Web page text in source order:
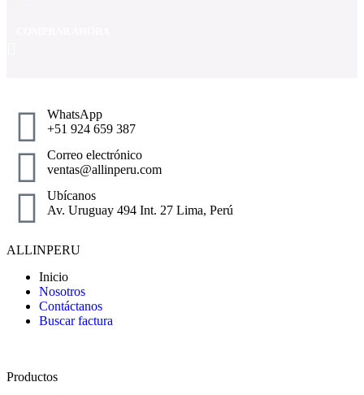
WhatsApp
+51 924 659 387
Correo electrónico
ventas@allinperu.com
Ubícanos
Av. Uruguay 494 Int. 27 Lima, Perú
ALLINPERU
Inicio
Nosotros
Contáctanos
Buscar factura
Productos